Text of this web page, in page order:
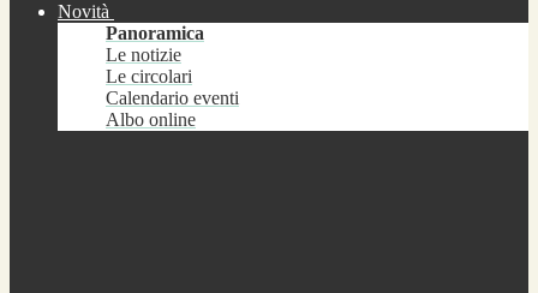
Novità
Panoramica
Le notizie
Le circolari
Calendario eventi
Albo online